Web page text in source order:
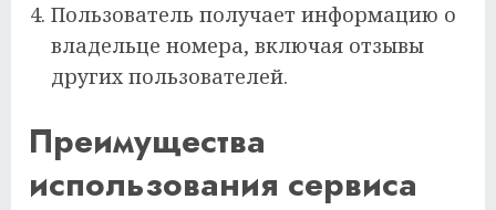
Пользователь получает информацию о
владельце номера, включая отзывы
других пользователей.
Преимущества
использования сервиса